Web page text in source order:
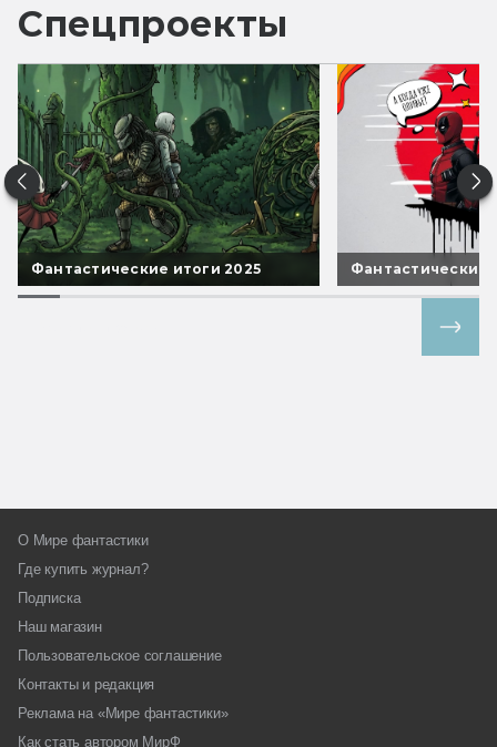
Спецпроекты
Фантастические итоги 2025 Фантастические
О Мире фантастики
Где купить журнал?
Подписка
Наш магазин
Пользовательское соглашение
Контакты и редакция
Реклама на «Мире фантастики»
Как стать автором МирФ